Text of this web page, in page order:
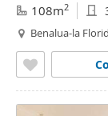
108m2
Benalua-la